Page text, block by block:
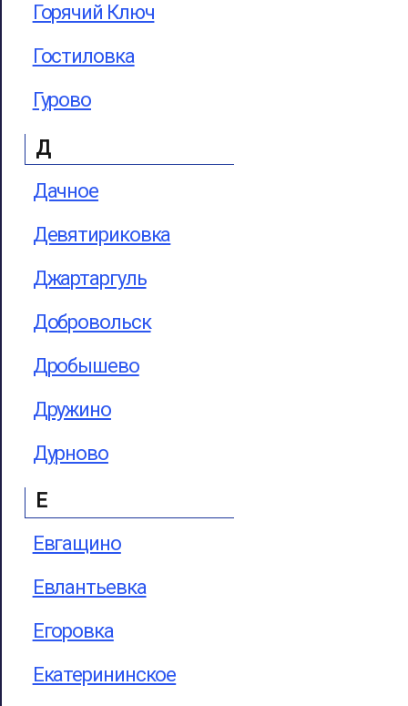
Горячий Ключ
Гостиловка
Гурово
Д
Дачное
Девятириковка
Джартаргуль
Добровольск
Дробышево
Дружино
Дурново
Е
Евгащино
Евлантьевка
Егоровка
Екатерининское